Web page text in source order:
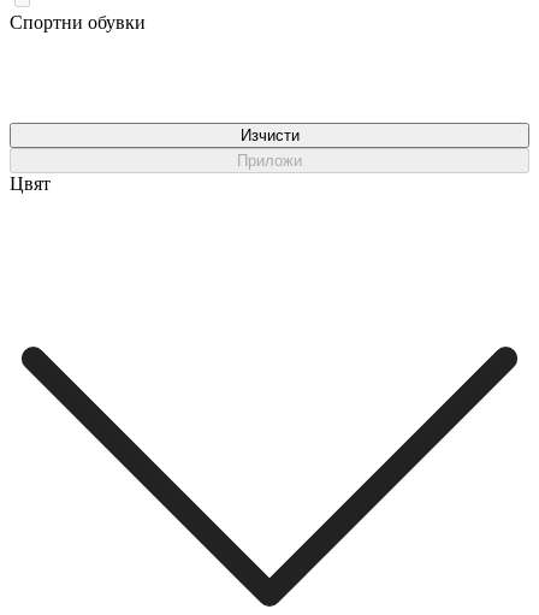
Спортни обувки
Изчисти
Приложи
Цвят